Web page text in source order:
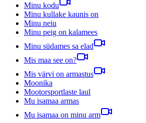
Minu kodu
Minu kullake kaunis on
Minu neiu
Minu peig on kalamees
Minu südames sa elad
Mis maa see on?
Mis värvi on armastus
Moonika
Mootorsportlaste laul
Mu isamaa armas
Mu isamaa on minu arm